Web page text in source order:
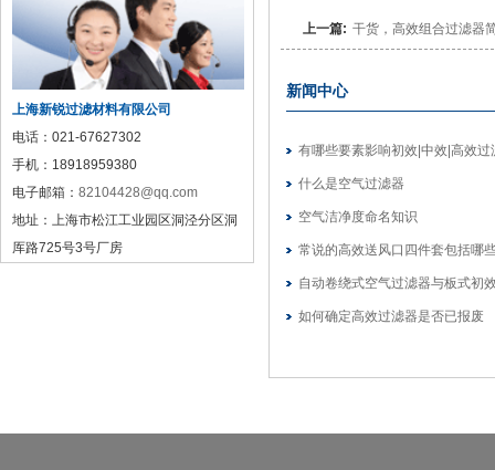
上海新锐过滤材料有限公司
电话： 021-67627302
手机： 18918959380
电子邮箱： 82104428@qq.com
地址：
上海市松江工业园区洞泾分区洞
厍路725号3号厂房
上一篇: 干货，高效组合过滤器
新闻中心
有哪些要素影响初效|中效|高效过
什么是空气过滤器
空气洁净度命名知识
常说的高效送风口四件套包括哪
自动卷绕式空气过滤器与板式初
对比
如何确定高效过滤器是否已报废